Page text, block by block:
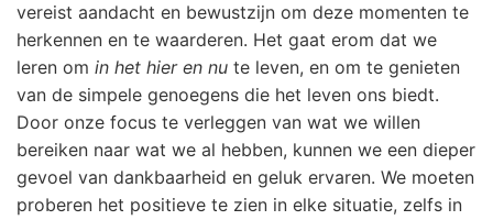
vereist aandacht en bewustzijn om deze momenten te
herkennen en te waarderen. Het gaat erom dat we
leren om in het hier en nu te leven, en om te genieten
van de simpele genoegens die het leven ons biedt.
Door onze focus te verleggen van wat we willen
bereiken naar wat we al hebben, kunnen we een dieper
gevoel van dankbaarheid en geluk ervaren. We moeten
proberen het positieve te zien in elke situatie, zelfs in